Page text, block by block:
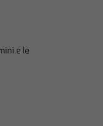
e le